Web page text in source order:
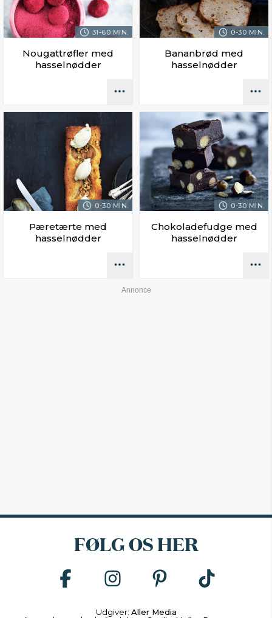
31-60 MIN.
Nougattrøfler med
hasselnødder
0-30 MIN.
Bananbrød med
hasselnødder
0-30 MIN.
Pæretærte med
hasselnødder
0-30 MIN.
Chokoladefudge med
hasselnødder
FØLG OS HER
Udgiver: Aller Media